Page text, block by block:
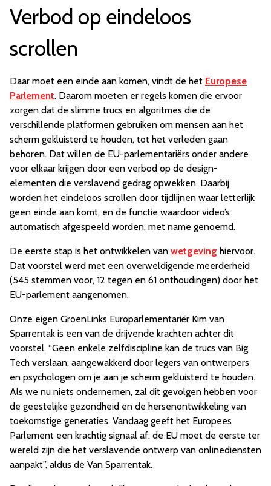
Verbod op eindeloos
scrollen
Daar moet een einde aan komen, vindt de het Europese
Parlement. Daarom moeten er regels komen die ervoor
zorgen dat de slimme trucs en algoritmes die de
verschillende platformen gebruiken om mensen aan het
scherm gekluisterd te houden, tot het verleden gaan
behoren. Dat willen de EU-parlementariërs onder andere
voor elkaar krijgen door een verbod op de design-
elementen die verslavend gedrag opwekken. Daarbij
worden het eindeloos scrollen door tijdlijnen waar letterlijk
geen einde aan komt, en de functie waardoor video’s
automatisch afgespeeld worden, met name genoemd.
De eerste stap is het ontwikkelen van wetgeving hiervoor.
Dat voorstel werd met een overweldigende meerderheid
(545 stemmen voor, 12 tegen en 61 onthoudingen) door het
EU-parlement aangenomen.
Onze eigen GroenLinks Europarlementariër Kim van
Sparrentak is een van de drijvende krachten achter dit
voorstel. “Geen enkele zelfdiscipline kan de trucs van Big
Tech verslaan, aangewakkerd door legers van ontwerpers
en psychologen om je aan je scherm gekluisterd te houden.
Als we nu niets ondernemen, zal dit gevolgen hebben voor
de geestelijke gezondheid en de hersenontwikkeling van
toekomstige generaties. Vandaag geeft het Europees
Parlement een krachtig signaal af: de EU moet de eerste ter
wereld zijn die het verslavende ontwerp van onlinediensten
aanpakt”, aldus de Van Sparrentak.